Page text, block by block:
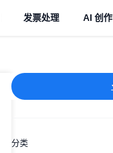
发票处理 AI 创作
分类